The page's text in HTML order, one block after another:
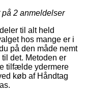
på 2 anmeldelser
til alt held
hos mange er i
på den måde nemt
det. Metoden er
tilfælde ydermere
køb af Håndtag